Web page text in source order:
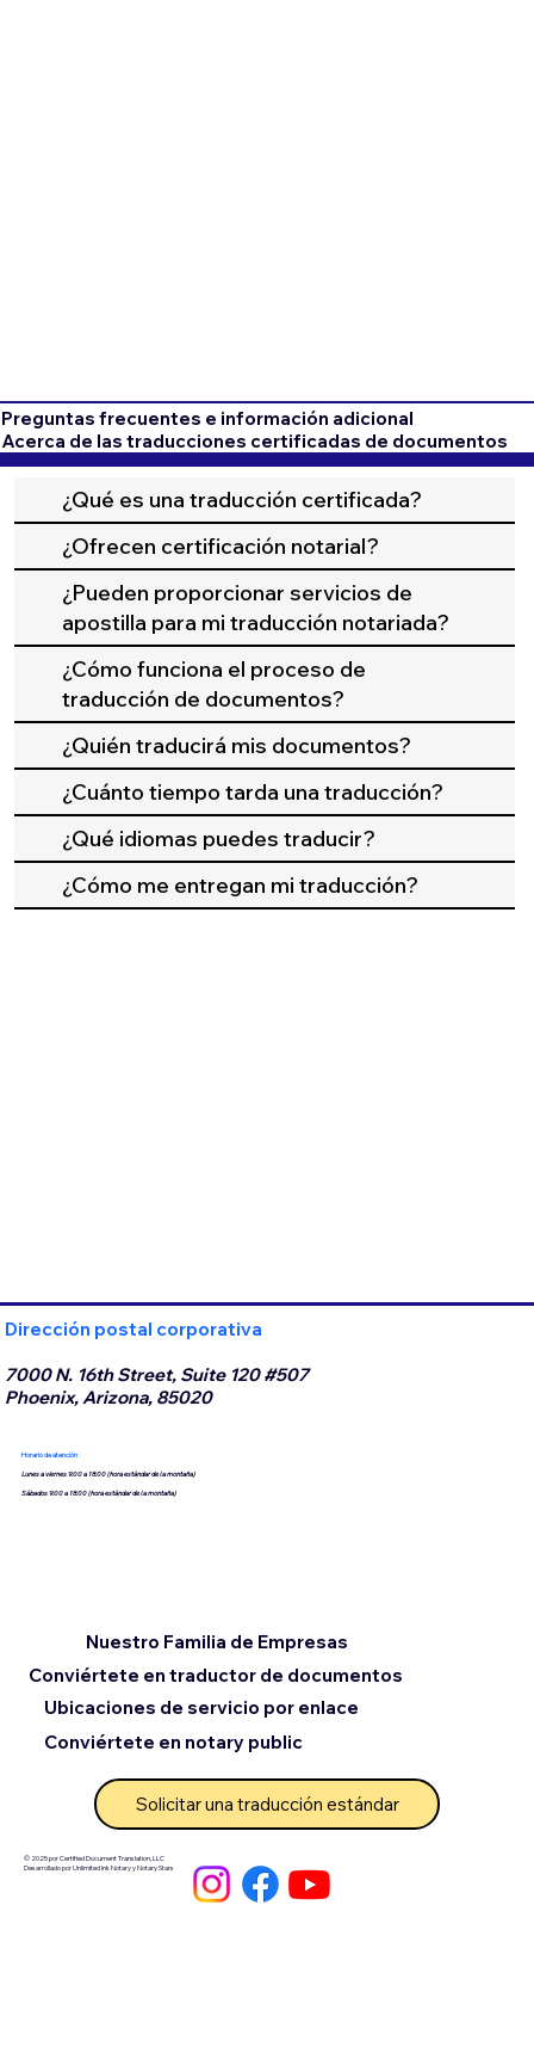
Preguntas frecuentes e información adicional
Acerca de las traducciones certificadas de documentos
¿Qué es una traducción certificada?
¿Ofrecen certificación notarial?
¿Pueden proporcionar servicios de
apostilla para mi traducción notariada?
¿Cómo funciona el proceso de
traducción de documentos?
¿Quién traducirá mis documentos?
¿Cuánto tiempo tarda una traducción?
¿Qué idiomas puedes traducir?
¿Cómo me entregan mi traducción?
Dirección postal corporativa
7000 N. 16th Street, Suite 120 #507
Phoenix, Arizona, 85020
Horario de atención
Lunes a viernes 9:00 a 18:00 (hora estándar de la montaña)
Sábados 9:00 a 18:00 (hora estándar de la montaña)
© 2025 por Certified Document Translation, LLC
Desarrollado por Unlimited Ink Notary y Notary Stars
Conviértete en traductor de documentos
Ubicaciones de servicio por enlace
Nuestro Familia de Empresas
Conviértete en notary public
Solicitar una traducción estándar